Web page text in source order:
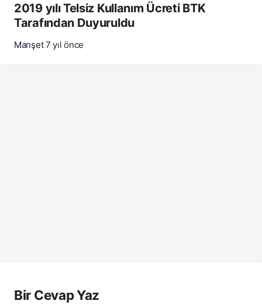
2019 yılı Telsiz Kullanım Ücreti BTK
Tarafından Duyuruldu
Manşet7 yıl önce
Bir Cevap Yaz